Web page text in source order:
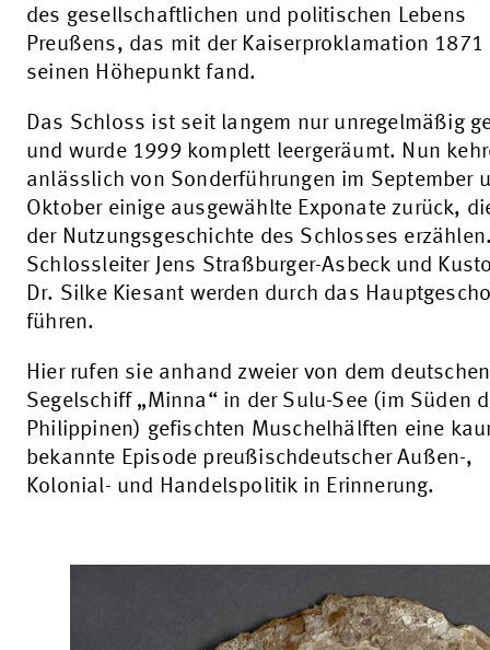
des gesellschaftlichen und politischen Lebens
Preußens, das mit der Kaiserproklamation 1871
seinen Höhepunkt fand.
Das Schloss ist seit langem nur unregelmäßig
und wurde 1999 komplett leergeräumt. Nun
anlässlich von Sonderführungen im September
Oktober einige ausgewählte Exponate zurück,
der Nutzungsgeschichte des Schlosses
Schlossleiter Jens Straßburger-Asbeck und
Dr. Silke Kiesant werden durch das
führen.
Hier rufen sie anhand zweier von dem deutschen
Segelschiff „Minna“ in der Sulu-See (im Süden
Philippinen) gefischten Muschelhälften eine
bekannte Episode preußischdeutscher Außen-,
Kolonial- und Handelspolitik in Erinnerung.